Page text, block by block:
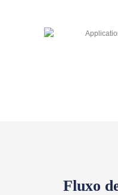
Fluxo